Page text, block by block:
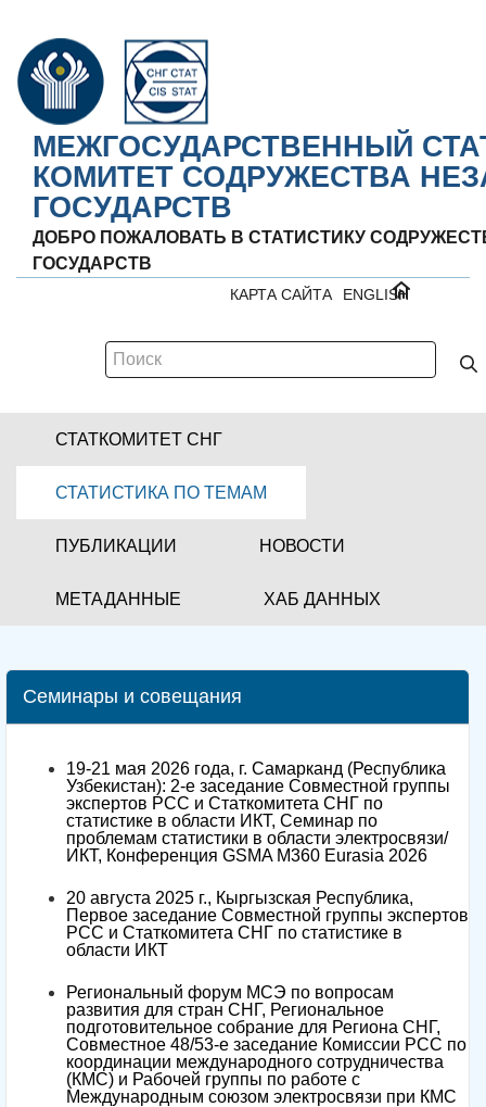
МЕЖГОСУДАРСТВЕННЫЙ
КОМИТЕТ СОДРУЖЕСТВА
ГОСУДАРСТВ
ДОБРО ПОЖАЛОВАТЬ В СТАТИСТИКУ
ГОСУДАРСТВ
ENGLISH
КАРТА САЙТА
СТАТКОМИТЕТ СНГ
СТАТИСТИКА ПО ТЕМАМ
ПУБЛИКАЦИИ НОВОСТИ
МЕТАДАННЫЕ ХАБ ДАННЫХ
Семинары и совещания
19-21 мая 2026 года, г. Самарканд (Республика
Узбекистан): 2-е заседание Совместной группы
экспертов РСС и Статкомитета СНГ по
статистике в области ИКТ, Семинар по
проблемам статистики в области электросвязи/
ИКТ, Конференция GSMA M360 Eurasia 2026
20 августа 2025 г., Кыргызская Республика,
Первое заседание Совместной группы экспертов
РСС и Статкомитета СНГ по статистике в
области ИКТ
Региональный форум МСЭ по вопросам
развития для стран СНГ, Региональное
подготовительное собрание для Региона СНГ,
Совместное 48/53-е заседание Комиссии РСС по
координации международного сотрудничества
(КМС) и Рабочей группы по работе с
Международным союзом электросвязи при КМС